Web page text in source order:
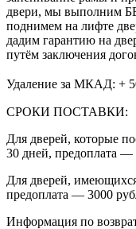
двери, мы выполним
поднимем на лифте
дадим гарантию на
путём заключения
Удаление за МКАД: +
СРОКИ ПОСТАВКИ:
Для дверей, которые
30 дней, предоплата —
Для дверей,
предоплата — 3000
Информация по